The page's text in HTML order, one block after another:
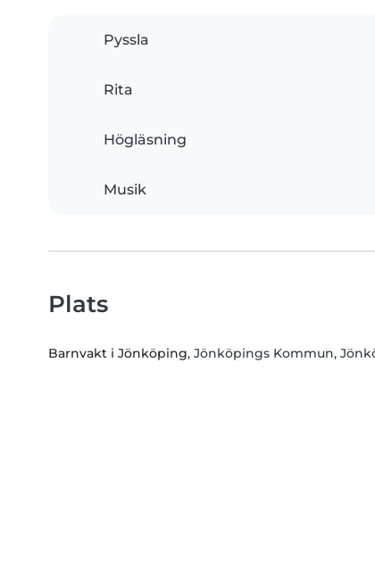
Pyssla
Rita
Högläsning
Musik
Plats
Barnvakt i Jönköping, Jönköpings Kommun,